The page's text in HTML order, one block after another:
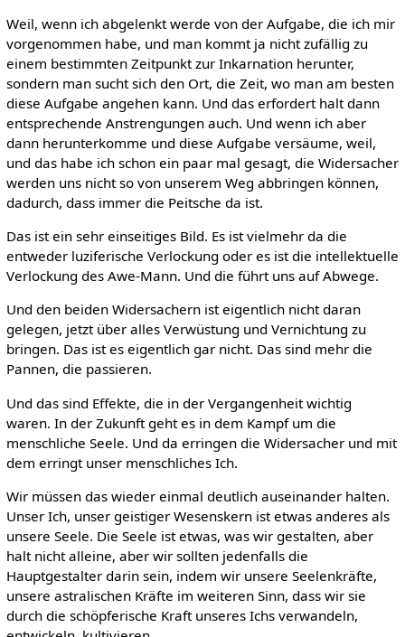
Weil, wenn ich abgelenkt werde von der Aufgabe, die ich mir
vorgenommen habe, und man kommt ja nicht zufällig zu
einem bestimmten Zeitpunkt zur Inkarnation herunter,
sondern man sucht sich den Ort, die Zeit, wo man am besten
diese Aufgabe angehen kann. Und das erfordert halt dann
entsprechende Anstrengungen auch. Und wenn ich aber
dann herunterkomme und diese Aufgabe versäume, weil,
und das habe ich schon ein paar mal gesagt, die Widersacher
werden uns nicht so von unserem Weg abbringen können,
dadurch, dass immer die Peitsche da ist.
Das ist ein sehr einseitiges Bild. Es ist vielmehr da die
entweder luziferische Verlockung oder es ist die intellektuelle
Verlockung des Awe-Mann. Und die führt uns auf Abwege.
Und den beiden Widersachern ist eigentlich nicht daran
gelegen, jetzt über alles Verwüstung und Vernichtung zu
bringen. Das ist es eigentlich gar nicht. Das sind mehr die
Pannen, die passieren.
Und das sind Effekte, die in der Vergangenheit wichtig
waren. In der Zukunft geht es in dem Kampf um die
menschliche Seele. Und da erringen die Widersacher und mit
dem erringt unser menschliches Ich.
Wir müssen das wieder einmal deutlich auseinander halten.
Unser Ich, unser geistiger Wesenskern ist etwas anderes als
unsere Seele. Die Seele ist etwas, was wir gestalten, aber
halt nicht alleine, aber wir sollten jedenfalls die
Hauptgestalter darin sein, indem wir unsere Seelenkräfte,
unsere astralischen Kräfte im weiteren Sinn, dass wir sie
durch die schöpferische Kraft unseres Ichs verwandeln,